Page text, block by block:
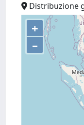
Distribuzione
+
–